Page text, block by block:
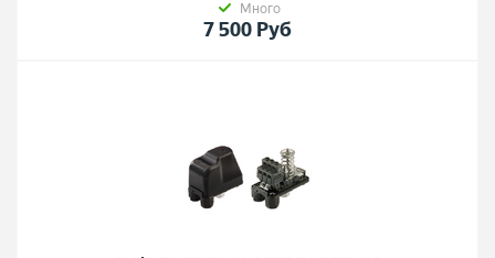
Много
7 500 Руб